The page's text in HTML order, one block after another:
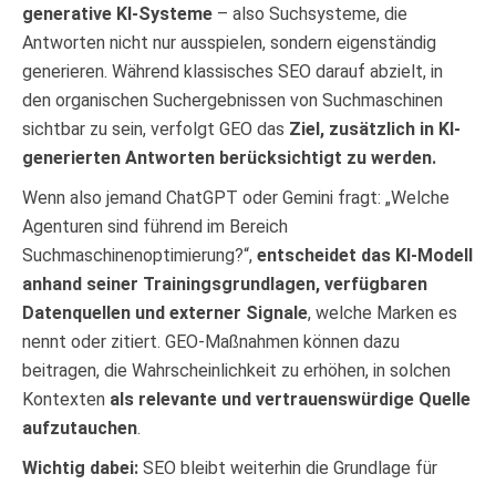
generative KI-Systeme – also Suchsysteme, die
Antworten nicht nur ausspielen, sondern eigenständig
generieren. Während klassisches SEO darauf abzielt, in
den organischen Suchergebnissen von Suchmaschinen
sichtbar zu sein, verfolgt GEO das Ziel, zusätzlich in KI-
generierten Antworten berücksichtigt zu werden.
Wenn also jemand ChatGPT oder Gemini fragt: „Welche
Agenturen sind führend im Bereich
Suchmaschinenoptimierung?“, entscheidet das KI-Modell
anhand seiner Trainingsgrundlagen, verfügbaren
Datenquellen und externer Signale, welche Marken es
nennt oder zitiert. GEO-Maßnahmen können dazu
beitragen, die Wahrscheinlichkeit zu erhöhen, in solchen
Kontexten als relevante und vertrauenswürdige Quelle
aufzutauchen.
Wichtig dabei: SEO bleibt weiterhin die Grundlage für